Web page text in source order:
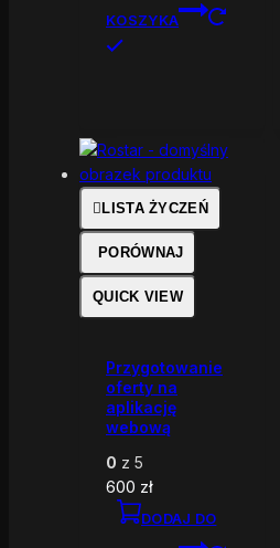
KOSZYKA
LISTA ŻYCZEŃ
PORÓWNAJ
QUICK VIEW
Przygotowanie
oferty na
aplikację
webową
0 z 5
600 zł
DODAJ DO